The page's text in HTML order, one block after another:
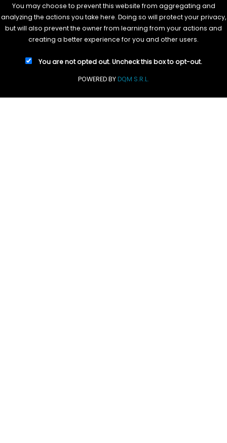
You may choose to prevent this website from aggregating and
analyzing the actions you take here. Doing so will protect your privacy,
but will also prevent the owner from learning from your actions and
creating a better experience for you and other users.
You are not opted out. Uncheck this box to opt-out.
POWERED BYDQM S.R.L.